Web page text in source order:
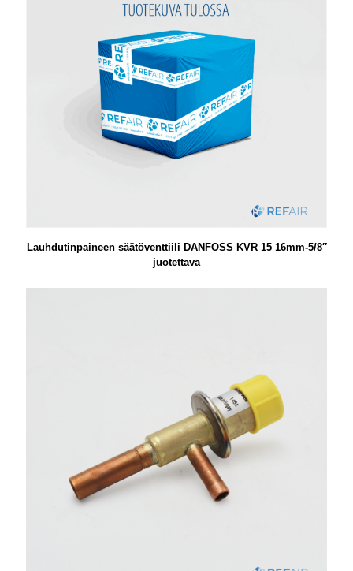
Lauhdutinpaineen säätöventtiili DANFOSS KVR 15 16mm-5/8″
juotettava